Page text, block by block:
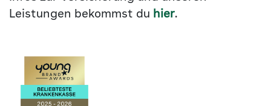
Leistungen bekommst du hier.